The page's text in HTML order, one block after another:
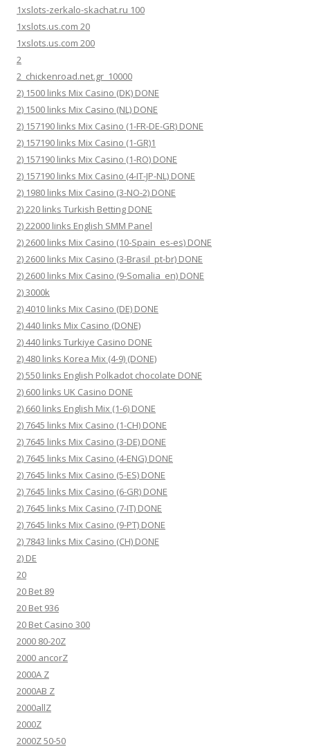
1xslots-zerkalo-skachat.ru 100
1xslots.us.com 20
1xslots.us.com 200
2
2_chickenroad.net.gr_10000
2) 1500 links Mix Casino (DK) DONE
2) 1500 links Mix Casino (NL) DONE
2) 157190 links Mix Casino (1-FR-DE-GR) DONE
2) 157190 links Mix Casino (1-GR)1
2) 157190 links Mix Casino (1-RO) DONE
2) 157190 links Mix Casino (4-IT-JP-NL) DONE
2) 1980 links Mix Casino (3-NO-2) DONE
2) 220 links Turkish Betting DONE
2) 22000 links English SMM Panel
2) 2600 links Mix Casino (10-Spain_es-es) DONE
2) 2600 links Mix Casino (3-Brasil_pt-br) DONE
2) 2600 links Mix Casino (9-Somalia_en) DONE
2) 3000k
2) 4010 links Mix Casino (DE) DONE
2) 440 links Mix Casino (DONE)
2) 440 links Turkiye Casino DONE
2) 480 links Korea Mix (4-9) (DONE)
2) 550 links English Polkadot chocolate DONE
2) 600 links UK Casino DONE
2) 660 links English Mix (1-6) DONE
2) 7645 links Mix Casino (1-CH) DONE
2) 7645 links Mix Casino (3-DE) DONE
2) 7645 links Mix Casino (4-ENG) DONE
2) 7645 links Mix Casino (5-ES) DONE
2) 7645 links Mix Casino (6-GR) DONE
2) 7645 links Mix Casino (7-IT) DONE
2) 7645 links Mix Casino (9-PT) DONE
2) 7843 links Mix Casino (CH) DONE
2) DE
20
20 Bet 89
20 Bet 936
20 Bet Casino 300
2000 80-20Z
2000 ancorZ
2000A Z
2000AB Z
2000allZ
2000Z
2000Z 50-50